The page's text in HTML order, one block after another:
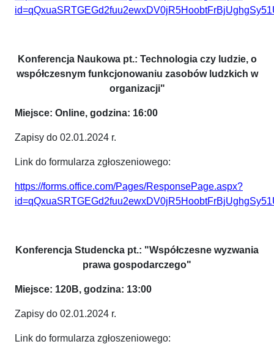
Konferencja Naukowa pt.: Technologia czy ludzie, o
współczesnym funkcjonowaniu zasobów ludzkich w
organizacji"
Miejsce: Online, godzina: 16:00
Zapisy do 02.01.2024 r.
Link do formularza zgłoszeniowego:
https://forms.office.com/Pages/ResponsePage.aspx?
Konferencja Studencka pt.: "Współczesne wyzwania
prawa gospodarczego"
Miejsce: 120B, godzina: 13:00
Zapisy do 02.01.2024 r.
Link do formularza zgłoszeniowego: